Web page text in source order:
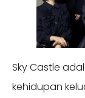
Sky Castle
kehidupan